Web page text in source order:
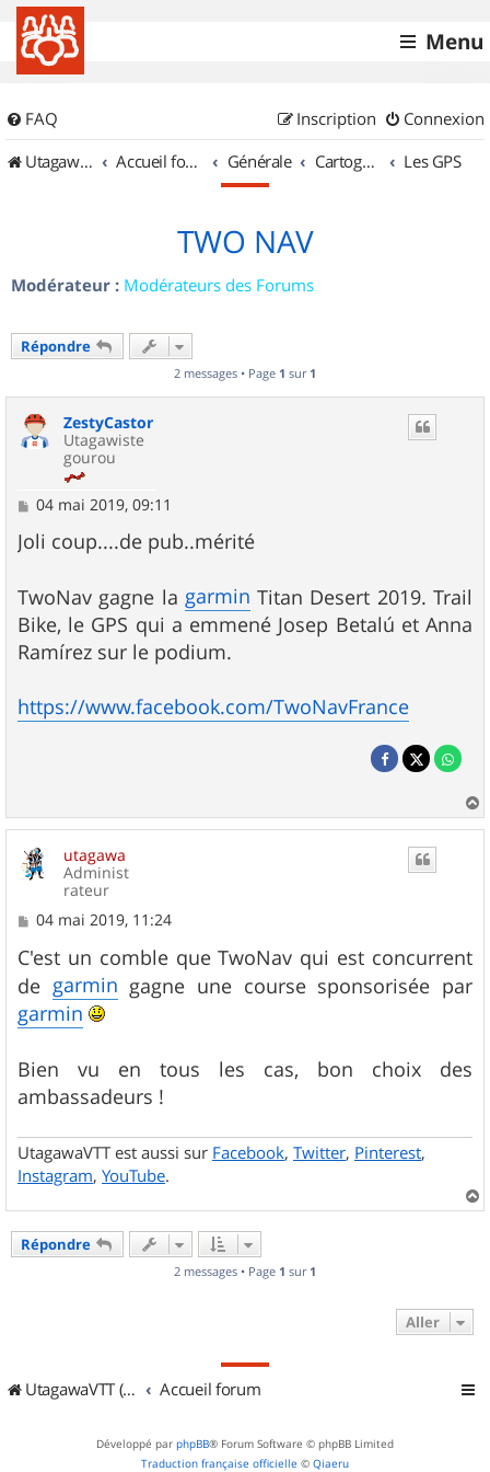
Menu
FAQ Connexion
Inscription
UtagawaVTT (Randos VTT et VTTAE avec traces GPS)
Accueil forum Générale Cartographie et GPS Les GPS
TWO NAV
Modérateur : Modérateurs des Forums
Répondre
2 messages • Page 1 sur 1
ZestyCastor
Utagawiste
gourou
M
s
s
g
e
04 mai 2019, 09:11
Joli coup....de pub..mérité
TwoNav gagne la garmin Titan Desert 2019. Trail
Bike, le GPS qui a emmené Josep Betalú et Anna
Ramírez sur le podium.
https://www.facebook.com/TwoNavFrance
a
utagawa
Administ
rateur
M
s
s
a
g
e
04 mai 2019, 11:24
C'est un comble que TwoNav qui est concurrent
de garmin gagne une course sponsorisée par
garmin
Bien vu en tous les cas, bon choix des
ambassadeurs !
UtagawaVTT est aussi sur Facebook, Twitter, Pinterest,
Instagram, YouTube.
a
Répondre
2 messages • Page 1 sur 1
Aller
UtagawaVTT (Randos VTT et VTTAE avec traces GPS) Accueil forum
Développé par phpBB® Forum Software © phpBB Limited
Traduction française officielle © Qiaeru